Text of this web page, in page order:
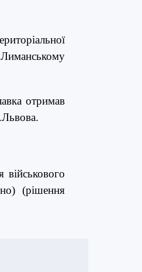
отримав
військового
(рішення